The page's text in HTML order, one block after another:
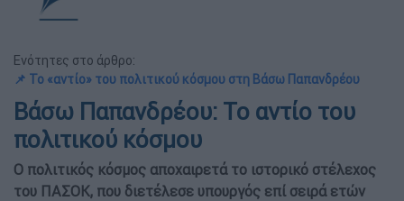
Ενότητες στο άρθρο:
📌 Το «αντίο» του πολιτικού κόσμου στη Βάσω Παπανδρέου
Βάσω Παπανδρέου: Το αντίο του
πολιτικού κόσμου
Ο πολιτικός κόσμος αποχαιρετά το ιστορικό στέλεχος
του ΠΑΣΟΚ, που διετέλεσε υπουργός επί σειρά ετών